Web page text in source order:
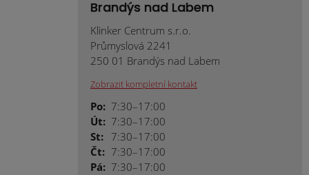
Brandýs nad Labem
Klinker Centrum s.r.o.
Průmyslová 2241
250 01 Brandýs nad Labem
Zobrazit kompletní kontakt
Po: 7:30–17:00
Út: 7:30–17:00
St: 7:30–17:00
Čt: 7:30–17:00
Pá: 7:30–17:00